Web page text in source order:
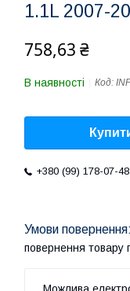
1.1L 2007-
758,63 ₴
В наявності Код:
+380 (99) 178-07-48
повернення товару